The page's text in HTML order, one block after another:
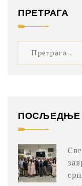
ПРЕТРАГА
ПОСЉЕДЊЕ